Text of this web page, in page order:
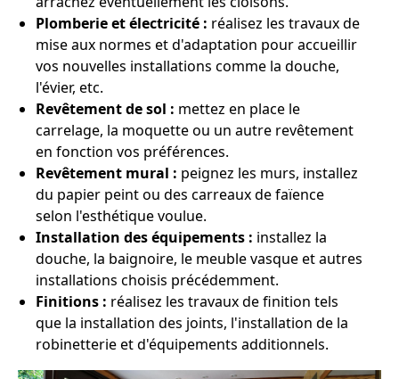
Plomberie et électricité : réalisez les travaux de
mise aux normes et d'adaptation pour accueillir
vos nouvelles installations comme la douche,
l'évier, etc.
Revêtement de sol : mettez en place le
carrelage, la moquette ou un autre revêtement
en fonction vos préférences.
Revêtement mural : peignez les murs, installez
du papier peint ou des carreaux de faïence
selon l'esthétique voulue.
Installation des équipements : installez la
douche, la baignoire, le meuble vasque et autres
installations choisis précédemment.
Finitions : réalisez les travaux de finition tels
que la installation des joints, l'installation de la
robinetterie et d'équipements additionnels.